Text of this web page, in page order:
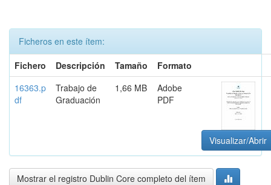
Ficheros en este ítem:
Fichero
Descripción Tamaño
Formato
16363.p
df
Trabajo de
Graduación
1,66 MB
Adobe
PDF
Visualizar/Abrir
Mostrar el registro Dublin Core completo del ítem